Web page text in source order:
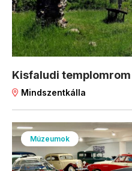
Kisfaludi
Mindszentkálla
Múzeumok